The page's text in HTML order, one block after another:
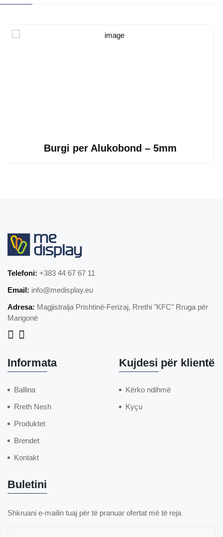
Burgi per Alukobond – 5mm
Telefoni: +383 44 67 67 11
Email: info@medisplay.eu
Adresa: Magjistralja Prishtinë-Ferizaj, Rrethi "KFC" Rruga për
Marigonë
Informata
Ballina
Rreth Nesh
Produktet
Brendet
Kontakt
Kujdesi për klientë
Kërko ndihmë
Kyçu
Buletini
Shkruani e-mailin tuaj për të pranuar ofertat më të reja